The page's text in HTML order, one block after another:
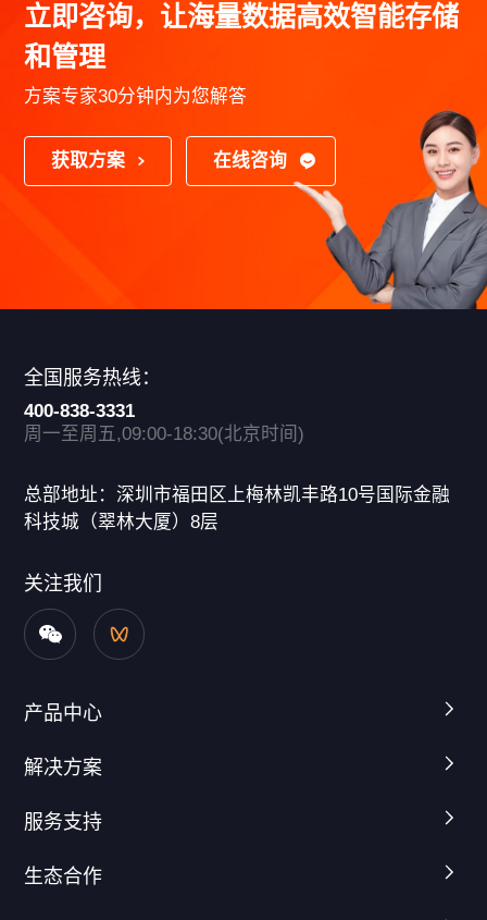
立即咨询，让海量数据高效智能存储
和管理
方案专家30分钟内为您解答
获取方案 在线咨询
全国服务热线：
400-838-3331
周一至周五,09:00-18:30(北京时间)
总部地址：深圳市福田区上梅林凯丰路10号国际金融
科技城（翠林大厦）8层
关注我们
产品中心
解决方案
服务支持
生态合作